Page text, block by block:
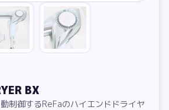
BX
制御するReFaのハイエンドドライヤ